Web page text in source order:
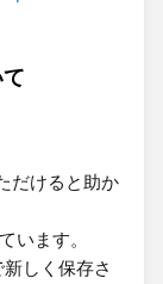
だけると助か
います。
しく保存さ